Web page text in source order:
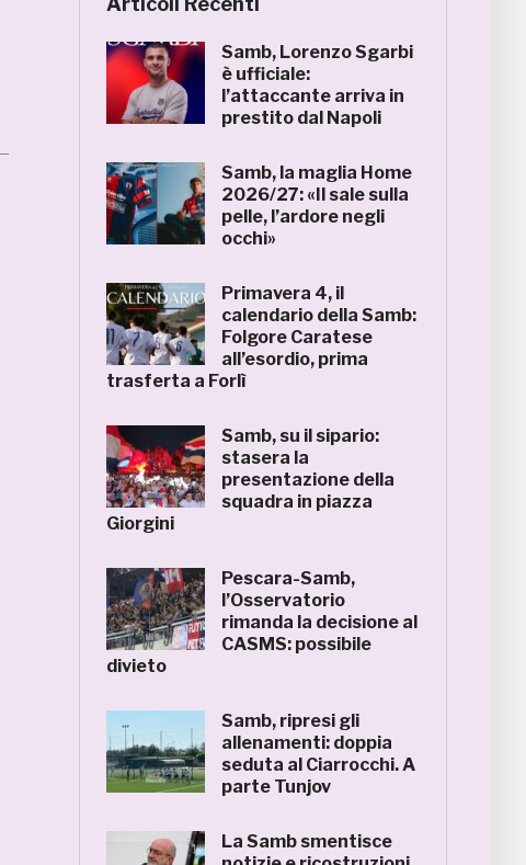
Samb, Lorenzo Sgarbi
è ufficiale:
l’attaccante arriva in
prestito dal Napoli
Samb, la maglia Home
2026/27: «Il sale sulla
pelle, l’ardore negli
occhi»
Primavera 4, il
calendario della Samb:
Folgore Caratese
all’esordio, prima
trasferta a Forlì
Samb, su il sipario:
stasera la
presentazione della
squadra in piazza
Giorgini
Pescara-Samb,
l’Osservatorio
rimanda la decisione al
CASMS: possibile
divieto
Samb, ripresi gli
allenamenti: doppia
seduta al Ciarrocchi. A
parte Tunjov
La Samb smentisce